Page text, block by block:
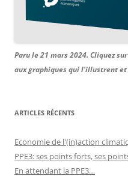
Paru le 21 mars 2024. Cliquez
aux graphiques qui l'illustrent
ARTICLES RÉCENTS
Economie de l'(in)action
PPE3: ses points forts, ses
En attendant la PPE3…